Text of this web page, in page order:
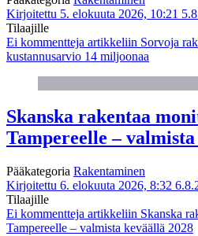
Kirjoitettu 5. elokuuta 2026, 10:21
Tilaajille
Ei kommentteja artikkeliin Sorvoja
kustannusarvio 14 miljoonaa
Skanska rakentaa
Tampereelle –
Pääkategoria Rakentaminen
Kirjoitettu 6. elokuuta 2026, 8:32
Tilaajille
Ei kommentteja artikkeliin Skanska
Tampereelle – valmista keväällä 2028